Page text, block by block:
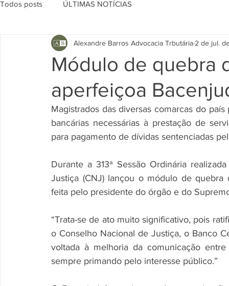
Todos posts ÚLTIMAS NOTÍCIAS
Módulo de quebra
aperfeiçoa
Alexandre Barros Advocacia Trbutária 2 de jul.
Magistrados das diversas comarcas do
bancárias necessárias à prestação de
para pagamento de dívidas sentenciadas
Durante a 313ª Sessão Ordinária
Justiça (CNJ) lançou o módulo de
feita pelo presidente do órgão e do
“Trata-se de ato muito significativo, pois
o Conselho Nacional de Justiça, o Banco
voltada à melhoria da comunicação
sempre primando pelo interesse público.”